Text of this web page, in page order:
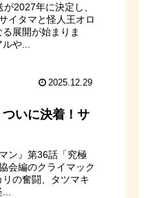
2027年に決定し、
イタマと怪人王オロ
展開が始まりま
や...
2025.12.29
いに決着！サ
ン』第36話「究極
会編のクライマック
の奮闘、タツマキ